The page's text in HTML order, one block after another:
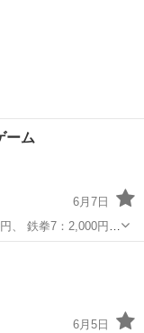
ーム
6月7日
、 鉄拳7：2,000円、
1,000円 全部:4,500
6月5日